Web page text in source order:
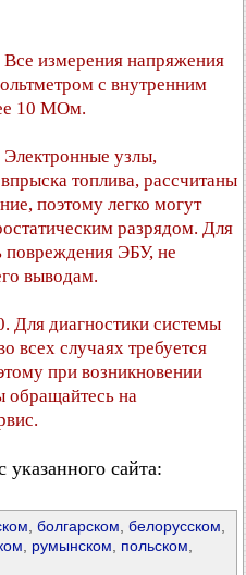
измерения напряжения
с внутренним
10 МОм.
узлы,
топлива, рассчитаны
поэтому легко могут
разрядом. Для
повреждения ЭБУ, не
выводам.
диагностики системы
всех случаях требуется
при возникновении
обращайтесь на
сайта:
болгарском белорусском
румынском польском